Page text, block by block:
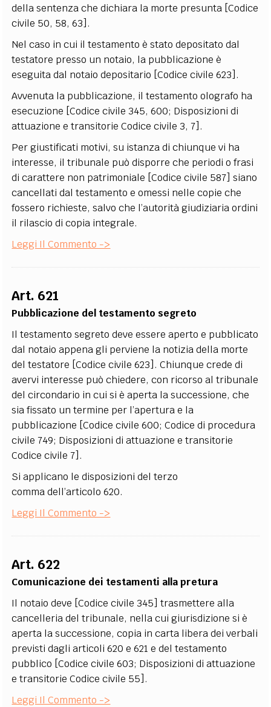
della sentenza che dichiara la morte presunta [Codice
civile 50, 58, 63].
Nel caso in cui il testamento è stato depositato dal
testatore presso un notaio, la pubblicazione è
eseguita dal notaio depositario [Codice civile 623].
Avvenuta la pubblicazione, il testamento olografo ha
esecuzione [Codice civile 345, 600; Disposizioni di
attuazione e transitorie Codice civile 3, 7].
Per giustificati motivi, su istanza di chiunque vi ha
interesse, il tribunale può disporre che periodi o frasi
di carattere non patrimoniale [Codice civile 587] siano
cancellati dal testamento e omessi nelle copie che
fossero richieste, salvo che l’autorità giudiziaria ordini
il rilascio di copia integrale.
Leggi Il Commento ->
Art. 621
Pubblicazione del testamento segreto
Il testamento segreto deve essere aperto e pubblicato
dal notaio appena gli perviene la notizia della morte
del testatore [Codice civile 623]. Chiunque crede di
avervi interesse può chiedere, con ricorso al tribunale
del circondario in cui si è aperta la successione, che
sia fissato un termine per l’apertura e la
pubblicazione [Codice civile 600; Codice di procedura
civile 749; Disposizioni di attuazione e transitorie
Codice civile 7].
Si applicano le disposizioni del terzo
comma dell’articolo 620.
Leggi Il Commento ->
Art. 622
Comunicazione dei testamenti alla pretura
Il notaio deve [Codice civile 345] trasmettere alla
cancelleria del tribunale, nella cui giurisdizione si è
aperta la successione, copia in carta libera dei verbali
previsti dagli articoli 620 e 621 e del testamento
pubblico [Codice civile 603; Disposizioni di attuazione
e transitorie Codice civile 55].
Leggi Il Commento ->